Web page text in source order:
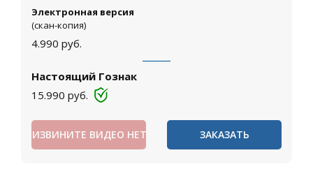
Электронная версия
(скан-копия)
4.990 руб.
Настоящий Гознак
15.990 руб.
ИЗВИНИТЕ ВИДЕО НЕТ ЗАКАЗАТЬ